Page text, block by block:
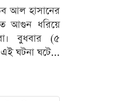
আল হাসানের
আগুন ধরিয়ে
বুধবার (৫
ঘটনা ঘটে...